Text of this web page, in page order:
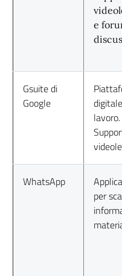
e
Gsuite di
Google
lavoro.
WhatsApp
per